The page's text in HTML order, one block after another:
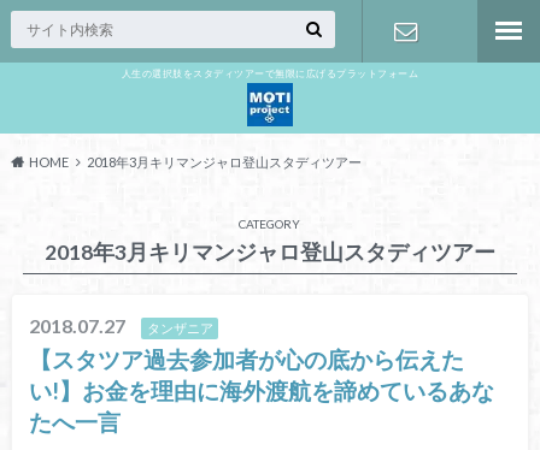
人生の選択肢をスタディツアーで無限に広げるプラットフォーム
HOME 2018年3月キリマンジャロ登山スタディツアー
CATEGORY
2018年3月キリマンジャロ登山スタディツアー
2018.07.27 タンザニア
【スタツア過去参加者が心の底から伝えた
い!】お金を理由に海外渡航を諦めているあな
たへ一言